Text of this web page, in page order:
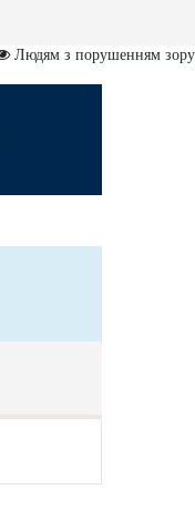
Людям з порушенням зору